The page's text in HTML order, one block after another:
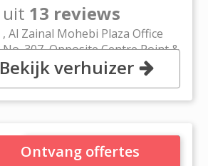
uit 13 reviews
, Al Zainal Mohebi Plaza Office
No. 307, Opposite Centre Point &
BurJuman Business Centre
Karama, Dubai
Bekijk verhuizer
Expat Relocations
Ontvang offertes